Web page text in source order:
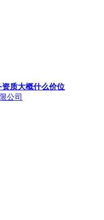
质大概什么价位
公司